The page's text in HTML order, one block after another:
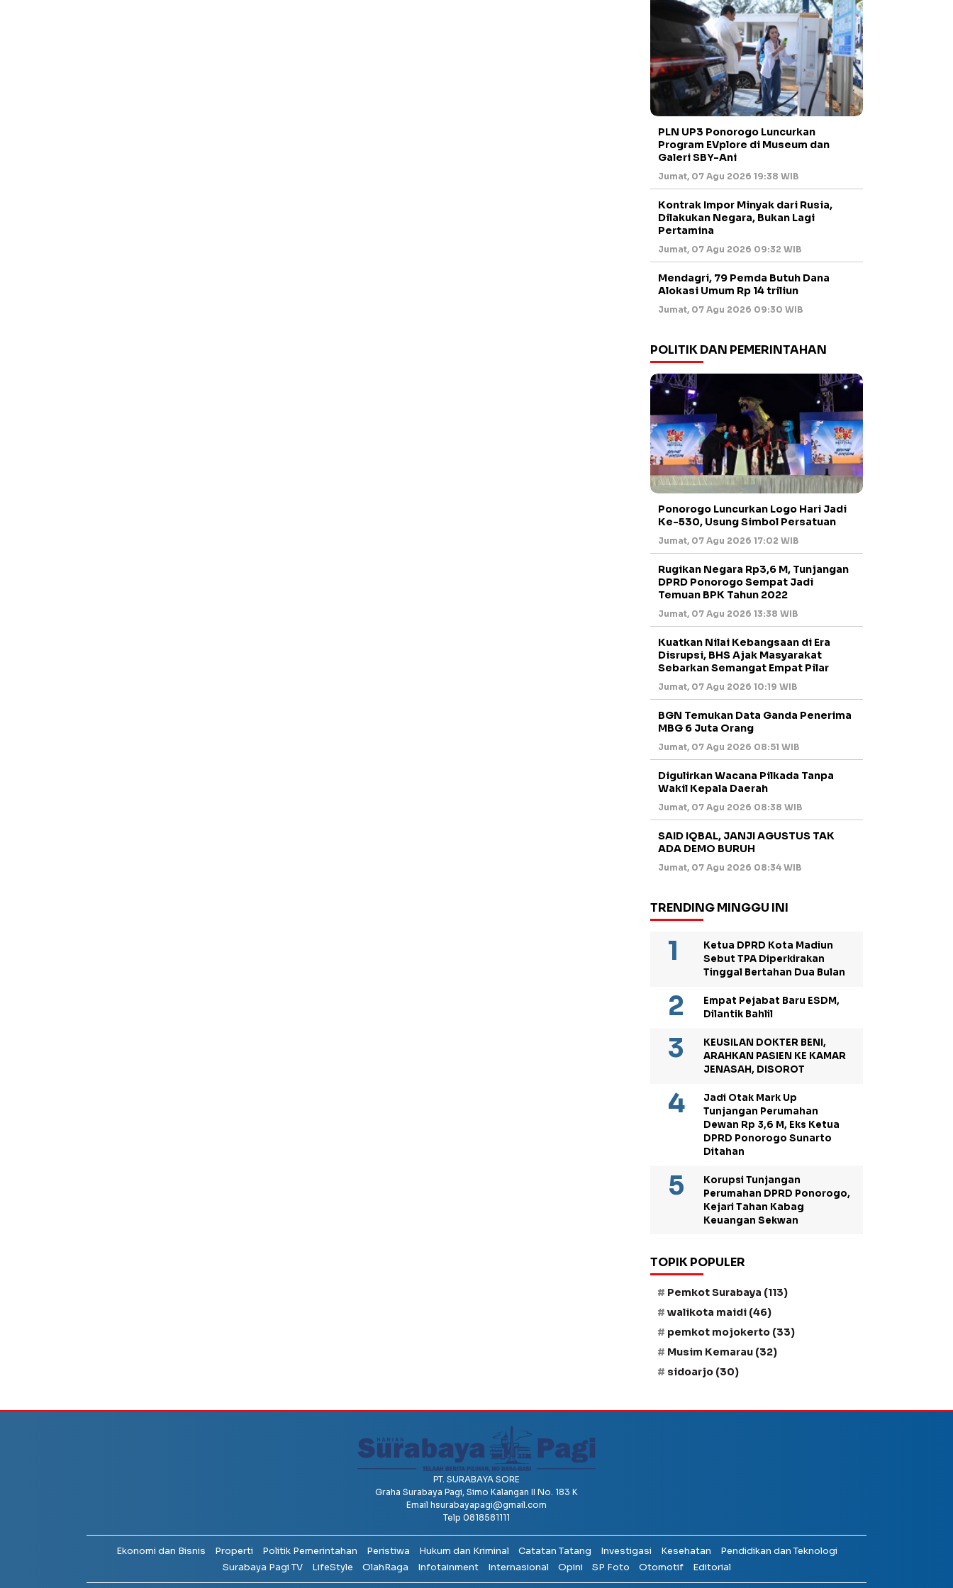
PLN UP3 Ponorogo Luncurkan
Program EVplore di Museum dan
Galeri SBY-Ani
Jumat, 07 Agu 2026 19:38 WIB
Kontrak Impor Minyak dari Rusia,
Dilakukan Negara, Bukan Lagi
Pertamina
Jumat, 07 Agu 2026 09:32 WIB
Mendagri, 79 Pemda Butuh Dana
Alokasi Umum Rp 14 triliun
Jumat, 07 Agu 2026 09:30 WIB
POLITIK DAN PEMERINTAHAN
Ponorogo Luncurkan Logo Hari Jadi
Ke-530, Usung Simbol Persatuan
Jumat, 07 Agu 2026 17:02 WIB
Rugikan Negara Rp3,6 M, Tunjangan
DPRD Ponorogo Sempat Jadi
Temuan BPK Tahun 2022
Jumat, 07 Agu 2026 13:38 WIB
Kuatkan Nilai Kebangsaan di Era
Disrupsi, BHS Ajak Masyarakat
Sebarkan Semangat Empat Pilar
Jumat, 07 Agu 2026 10:19 WIB
BGN Temukan Data Ganda Penerima
MBG 6 Juta Orang
Jumat, 07 Agu 2026 08:51 WIB
Digulirkan Wacana Pilkada Tanpa
Wakil Kepala Daerah
Jumat, 07 Agu 2026 08:38 WIB
SAID IQBAL, JANJI AGUSTUS TAK
ADA DEMO BURUH
Jumat, 07 Agu 2026 08:34 WIB
TRENDING MINGGU INI
Ketua DPRD Kota Madiun
Sebut TPA Diperkirakan
Tinggal Bertahan Dua Bulan
Empat Pejabat Baru ESDM,
Dilantik Bahlil
KEUSILAN DOKTER BENI,
ARAHKAN PASIEN KE KAMAR
JENASAH, DISOROT
Jadi Otak Mark Up
Tunjangan Perumahan
Dewan Rp 3,6 M, Eks Ketua
DPRD Ponorogo Sunarto
Ditahan
Korupsi Tunjangan
Perumahan DPRD Ponorogo,
Kejari Tahan Kabag
Keuangan Sekwan
TOPIK POPULER
Pemkot Surabaya (113)
walikota maidi (46)
pemkot mojokerto (33)
Musim Kemarau (32)
sidoarjo (30)
PT. SURABAYA SORE
Graha Surabaya Pagi, Simo Kalangan II No. 183 K
Email hsurabayapagi@gmail.com
Telp 0818581111
Ekonomi dan Bisnis Properti Politik Pemerintahan Peristiwa Hukum dan Kriminal Catatan Tatang Investigasi Kesehatan
Pendidikan dan Teknologi
Surabaya Pagi TV
LifeStyle OlahRaga Infotainment Internasional Opini SP Foto Otomotif Editorial